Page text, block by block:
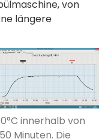
von
längere
innerhalb von
Minuten. Die